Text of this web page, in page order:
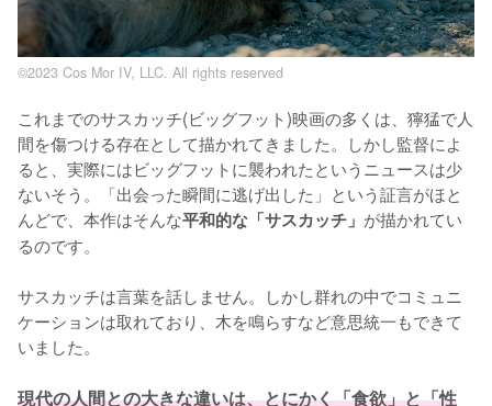
©2023 Cos Mor IV, LLC. All rights reserved
これまでのサスカッチ(ビッグフット)映画の多くは、獰猛で人
間を傷つける存在として描かれてきました。しかし監督によ
ると、実際にはビッグフットに襲われたというニュースは少
ないそう。「出会った瞬間に逃げ出した」という証言がほと
んどで、本作はそんな平和的な「サスカッチ」 が描かれてい
るのです。
サスカッチは言葉を話しません。しかし群れの中でコミュニ
ケーションは取れており、木を鳴らすなど意思統一もできて
いました。
現代の人間との大きな違いは、とにかく「食欲」と「性